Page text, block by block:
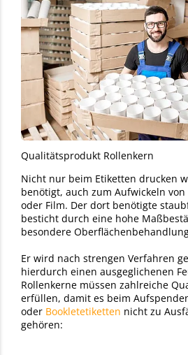
Qualitätsprodukt Roll​enkern
Nicht nur beim Etiketten drucken
benötigt, auch zum Aufwickeln
oder Film. Der dort benötigte
besticht durch eine hohe
besondere
Er wird nach strengen Verfahren
hierdurch einen ausgeglichenen
Rollenkerne müssen zahlreiche
erfüllen, damit es beim
oder Bookletetiketten nicht zu
gehören: